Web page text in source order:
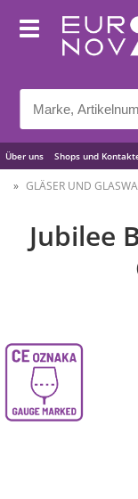
Über uns Shops und
Nützliche Tipps
GLÄSER UND
Jubilee